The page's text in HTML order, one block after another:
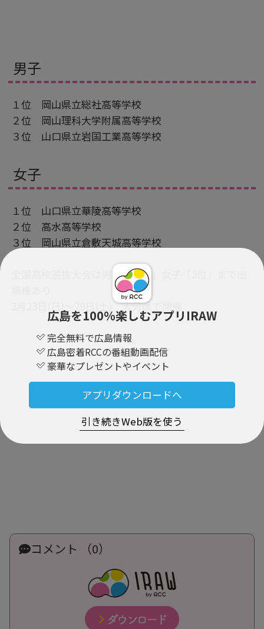
広島を100％楽しむアプリIRAW
完全無料で広島情報
広島密着RCCの番組動画配信
豪華なプレゼントやイベント
アプリダウンロードへ
引き続きWeb版を使う
男子
１位 岡山県立総社高等学校
２位 岡山理科大学附属高等学校
３位 山口県立岩国工業高等学校
女子
１位 山口県立華陵高等学校
２位 高水高等学校
３位 岡山県立倉敷天城高等学校
全国高校選抜大会は男子「３位」女子「3位」まで出
3月23日(日)～29日(土) 大分県で開催
PR
コメント （0）